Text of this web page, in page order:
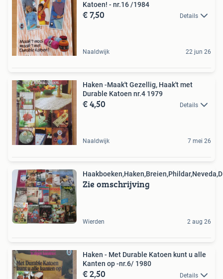
Katoen! - nr.16 /1984
€ 7,50 Details
Naaldwijk 22 jun 26
Haken -Maak't Gezellig, Haak't met
Durable Katoen nr.4 1979
€ 4,50 Details
Naaldwijk 7 mei 26
Zie omschrijving
Wierden 2 aug 26
Haken - Met Durable Katoen kunt u alle
Kanten op -nr.6/ 1980
€ 2,50 Details